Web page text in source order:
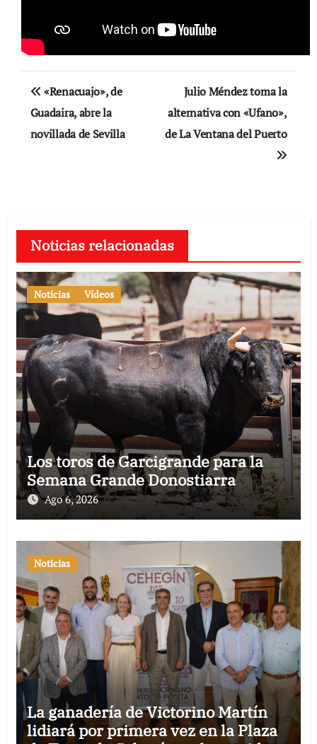
Navegación
de
entradas
«Renacuajo», de
Guadaira, abre la
novillada de Sevilla
Julio Méndez toma la
alternativa con «Ufano»,
de La Ventana del Puerto
Noticias relacionadas
Noticias Vídeos
Los toros de Garcigrande para la
Semana Grande Donostiarra
Ago 6, 2026
Noticias
La ganadería de Victorino Martín
lidiará por primera vez en la Plaza